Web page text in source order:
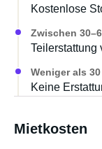
Kostenlose
Zwischen
Teilerstattung
Weniger als
Keine
Mietkosten